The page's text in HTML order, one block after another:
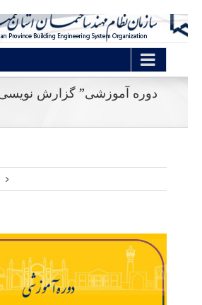
دوره آموزشی” گزارش
View
Larger
Image